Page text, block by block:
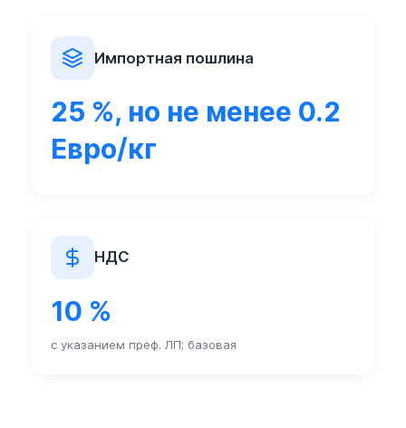
Импортная пошлина
25 %, но не менее 0.2
Евро/кг
НДС
10 %
с указанием преф. ЛП; базовая